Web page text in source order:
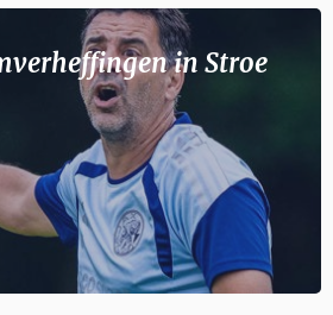
in Stroe